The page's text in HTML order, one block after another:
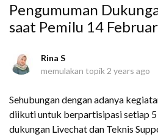
Pengumuman
saat Pemilu 14
Rina S
memulakan topik 2 years ago
Sehubungan dengan adanya
diikuti untuk berpartisipasi setiap 5
dukungan Livechat dan Teknis